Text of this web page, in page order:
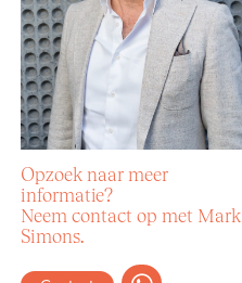
Opzoek naar meer
informatie?
Neem contact op met Mark
Simons.